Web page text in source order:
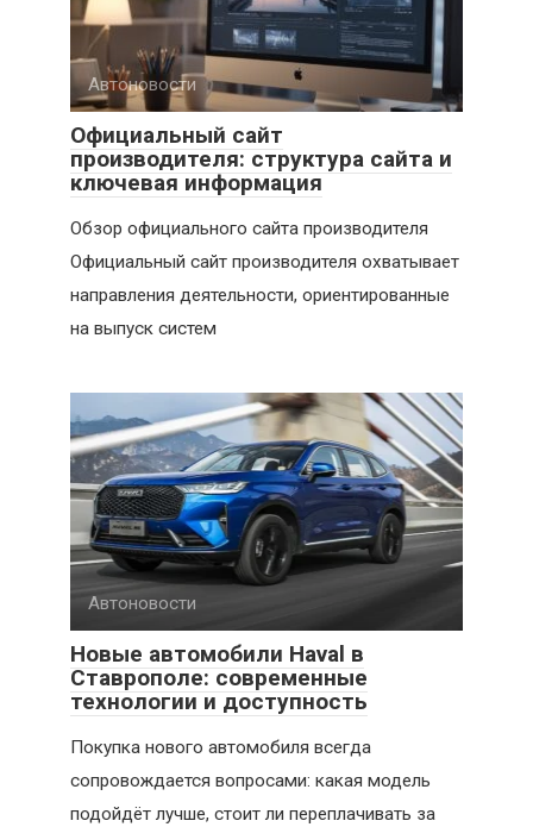
Автоновости
Официальный сайт
производителя: структура сайта и
ключевая информация
Обзор официального сайта производителя
Официальный сайт производителя охватывает
направления деятельности, ориентированные
на выпуск систем
Автоновости
Новые автомобили Haval в
Ставрополе: современные
технологии и доступность
Покупка нового автомобиля всегда
сопровождается вопросами: какая модель
подойдёт лучше, стоит ли переплачивать за